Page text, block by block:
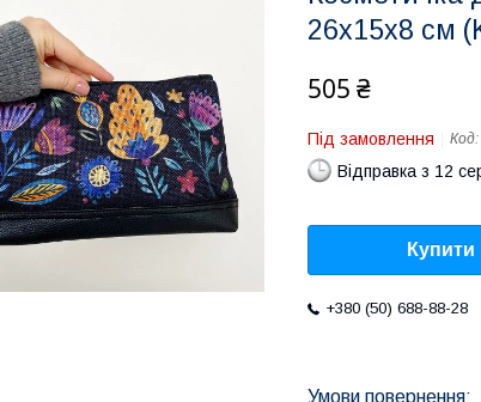
26x15x8 см
505 ₴
Під замовлення Код:
Відправка з 12
Купити
+380 (50) 688-88-28